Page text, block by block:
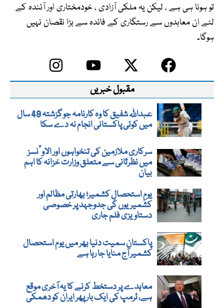
تو ہونا ہی ہے ، لیکن یہ ملکی آزادی ، خودمختاری اور آئندہ کے
لئے ان معاہدوں سے رستگاری کے فائدہ سے بڑا نقصان نہیں
ہوگا۔
مقبول خبریں
عبداللہ شفیق کا وہ کارنامہ جو گزشتہ 49 سال
میں کوئی پاکستانی انجام نہ دے سکا
سرکاری ملازمین کی تنخواہوں اور الاوٴنسز
میں نظرثانی سے متعلق وزارت خزانہ کا اہم
بیان
یومِ استحصالِ کشمیر؛ بھارتی مظالم اور
کشمیریوں کی جدوجہد پر خصوصی
دستاویزی فلم جاری
پاکستان سمیت دنیا بھر میں یوم استحصال
کشمیر آج منایا جا رہا ہے
معاہدے پر دستخط کرنے کا یہ آخری موقع
ہے، ٹرمپ کی ایک بار پھر ایران کو دھمکی